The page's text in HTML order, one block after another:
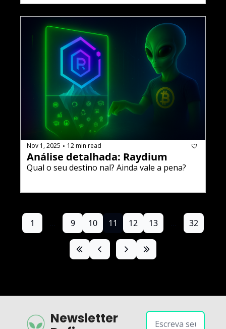
Nov 1, 2025 • 12 min read
Análise detalhada: Raydium
Qual o seu destino final? Ainda vale a pena?
1 9 10 11 12 13 32
Newsletter